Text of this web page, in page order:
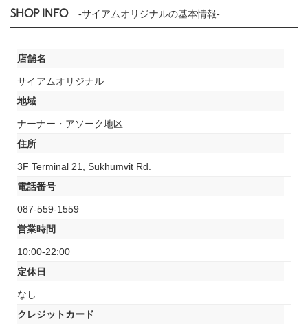
SHOP INFO -サイアムオリジナルの基本情報-
店舗名
サイアムオリジナル
地域
ナーナー・アソーク地区
住所
3F Terminal 21, Sukhumvit Rd.
電話番号
087-559-1559
営業時間
10:00-22:00
定休日
なし
クレジットカード